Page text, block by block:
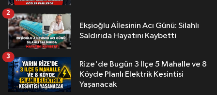
Ekşioğlu Aİlesinin Acı Günü: Silahlı
Saldırıda Hayatını Kaybetti
2
Rize'de Bugün 3 İlçe 5 Mahalle ve 8
Köyde Planlı Elektrik Kesintisi
Yaşanacak
3